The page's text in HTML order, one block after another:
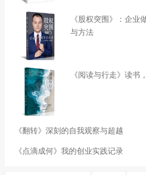
《股权突围》：企业
与方法
《阅读与行走》读书
《翻转》深刻的自我观察与超越
《点滴成何》我的创业实践记录